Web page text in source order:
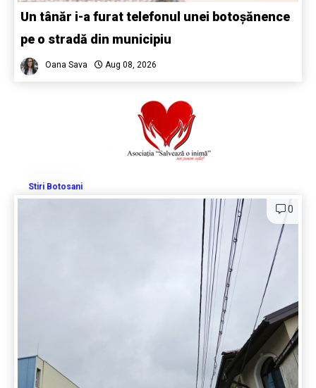
Un tânăr i-a furat telefonul unei botoșănence
pe o stradă din municipiu
Oana Sava Aug 08, 2026
Stiri Botosani
0